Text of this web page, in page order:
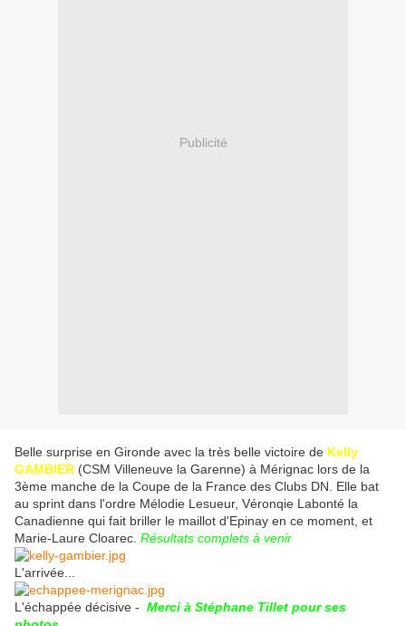
Publicité
Belle surprise en Gironde avec la très belle victoire de Kelly
GAMBIER (CSM Villeneuve la Garenne) à Mérignac lors de la
3ème manche de la Coupe de la France des Clubs DN. Elle bat
au sprint dans l'ordre Mélodie Lesueur, Véronqie Labonté la
Canadienne qui fait briller le maillot d'Epinay en ce moment, et
Marie-Laure Cloarec. Résultats complets à venir
L'arrivée...
L'échappée décisive - Merci à Stéphane Tillet pour ses